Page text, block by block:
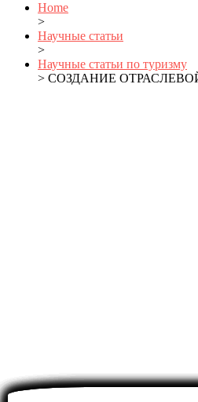
Home
>
Научные статьи
>
Научные статьи по туризму
> СОЗДАНИЕ